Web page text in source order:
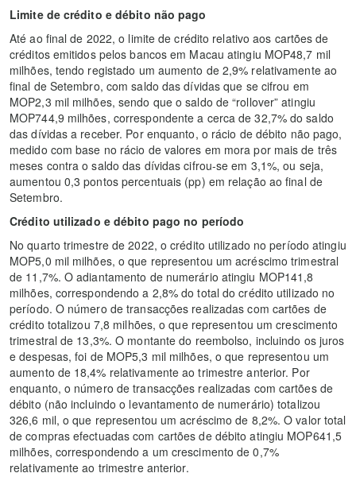
Limite de crédito e débito não pago
Até ao final de 2022, o limite de crédito relativo aos cartões de
créditos emitidos pelos bancos em Macau atingiu MOP48,7 mil
milhões, tendo registado um aumento de 2,9% relativamente ao
final de Setembro, com saldo das dívidas que se cifrou em
MOP2,3 mil milhões, sendo que o saldo de “rollover” atingiu
MOP744,9 milhões, correspondente a cerca de 32,7% do saldo
das dívidas a receber. Por enquanto, o rácio de débito não pago,
medido com base no rácio de valores em mora por mais de três
meses contra o saldo das dívidas cifrou-se em 3,1%, ou seja,
aumentou 0,3 pontos percentuais (pp) em relação ao final de
Setembro.
Crédito utilizado e débito pago no período
No quarto trimestre de 2022, o crédito utilizado no período atingiu
MOP5,0 mil milhões, o que representou um acréscimo trimestral
de 11,7%. O adiantamento de numerário atingiu MOP141,8
milhões, correspondendo a 2,8% do total do crédito utilizado no
período. O número de transacções realizadas com cartões de
crédito totalizou 7,8 milhões, o que representou um crescimento
trimestral de 13,3%. O montante do reembolso, incluindo os juros
e despesas, foi de MOP5,3 mil milhões, o que representou um
aumento de 18,4% relativamente ao trimestre anterior. Por
enquanto, o número de transacções realizadas com cartões de
débito (não incluindo o levantamento de numerário) totalizou
326,6 mil, o que representou um acréscimo de 8,2%. O valor total
de compras efectuadas com cartões de débito atingiu MOP641,5
milhões, correspondendo a um crescimento de 0,7%
relativamente ao trimestre anterior.